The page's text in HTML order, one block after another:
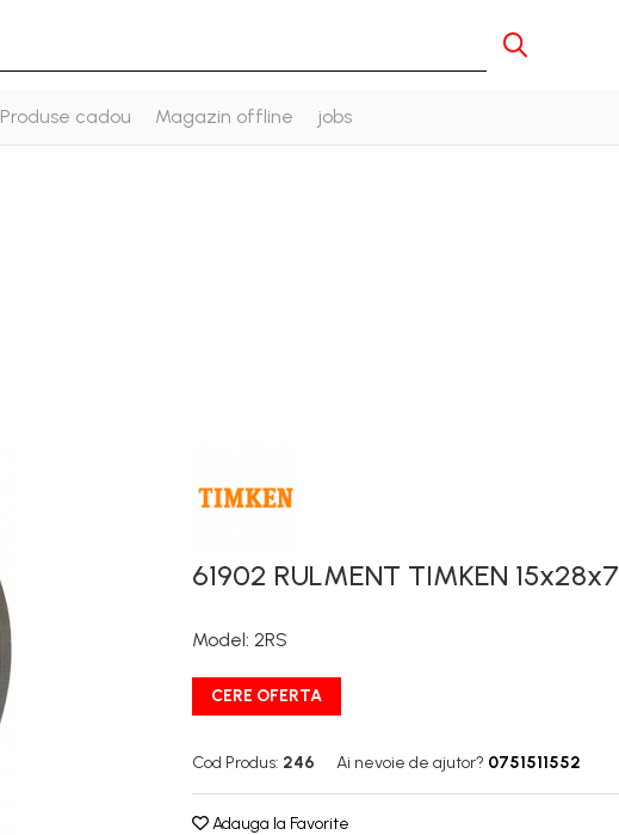
Produse cadou Magazin offline jobs
61902 RULMENT TIMKEN 15x28x7
Model: 2RS
CERE OFERTA
Cod Produs: 246 Ai nevoie de ajutor? 0751511552
Adauga la Favorite